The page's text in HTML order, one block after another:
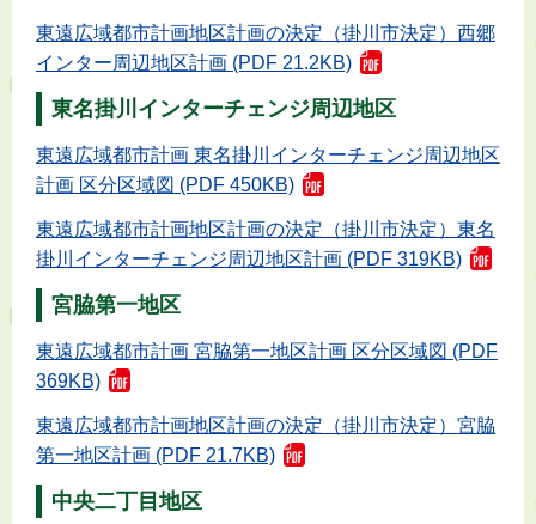
東遠広域都市計画地区計画の決定（掛川市決定）西郷
インター周辺地区計画 (PDF 21.2KB)
東名掛川インターチェンジ周辺地区
東遠広域都市計画 東名掛川インターチェンジ周辺地区
計画 区分区域図 (PDF 450KB)
東遠広域都市計画地区計画の決定（掛川市決定）東名
掛川インターチェンジ周辺地区計画 (PDF 319KB)
宮脇第一地区
東遠広域都市計画 宮脇第一地区計画 区分区域図 (PDF
369KB)
東遠広域都市計画地区計画の決定（掛川市決定）宮脇
第一地区計画 (PDF 21.7KB)
中央二丁目地区